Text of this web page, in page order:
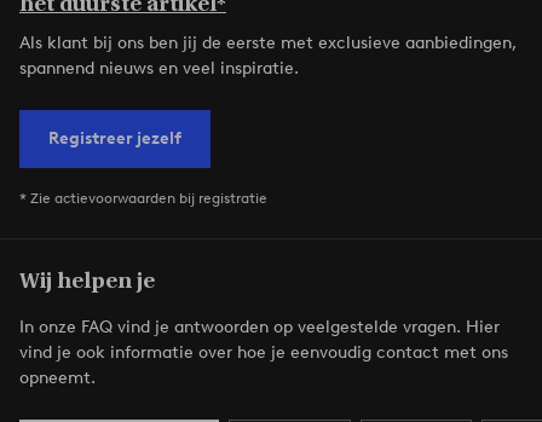
Als klant bij ons ben jij de eerste met exclusieve aanbiedingen,
spannend nieuws en veel inspiratie.
Registreer jezelf
* Zie actievoorwaarden bij registratie
Wij helpen je
In onze FAQ vind je antwoorden op veelgestelde vragen. Hier
vind je ook informatie over hoe je eenvoudig contact met ons
opneemt.